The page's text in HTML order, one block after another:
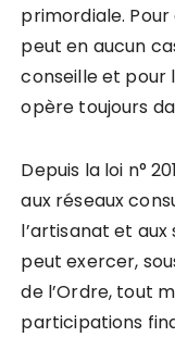
primordiale.
peut en aucun
conseille et pour
opère toujours
Depuis la loi n°
aux réseaux
l’artisanat et
peut exercer,
de l’Ordre, tout
participations